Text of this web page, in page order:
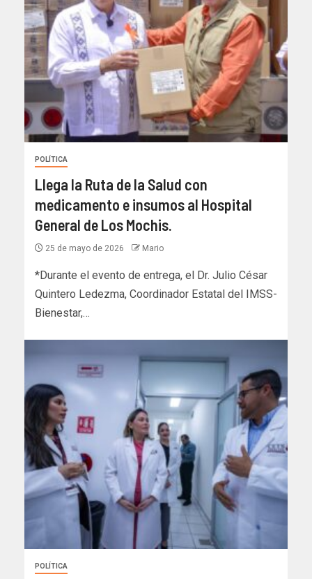
POLÍTICA
Llega la Ruta de la Salud con
medicamento e insumos al Hospital
General de Los Mochis.
25 de mayo de 2026 Mario
*Durante el evento de entrega, el Dr. Julio César
Quintero Ledezma, Coordinador Estatal del IMSS-
Bienestar,…
POLÍTICA